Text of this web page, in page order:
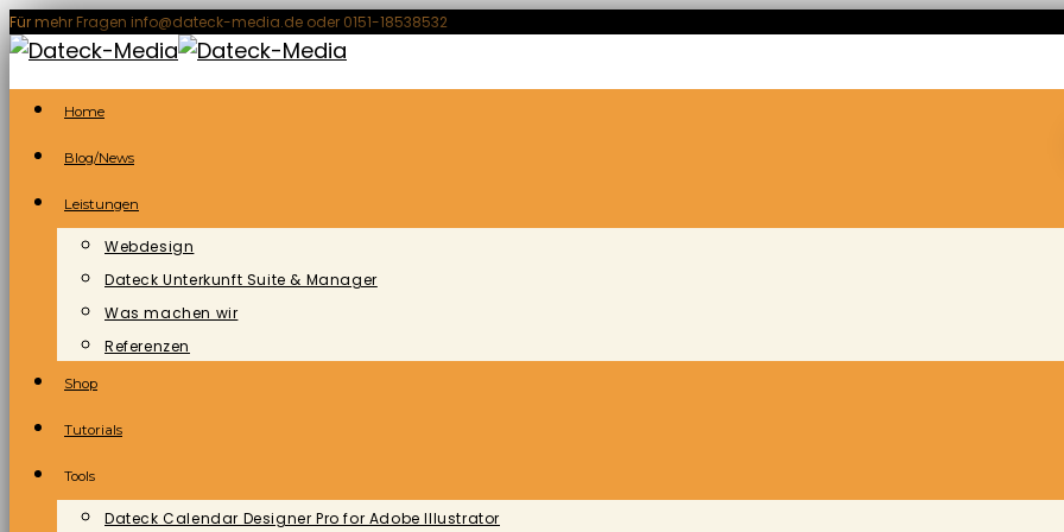
Zum
Inhalt
springen
Für mehr Fragen info@dateck-media.de oder 0151-18538532
Home
Blog/News
Leistungen
Webdesign
Dateck Unterkunft Suite & Manager
Was machen wir
Referenzen
Shop
Tutorials
Tools
Dateck Calendar Designer Pro for Adobe Illustrator